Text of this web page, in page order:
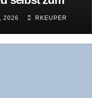
2026 RKEUPER